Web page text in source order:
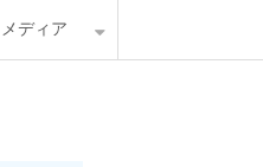
メディア